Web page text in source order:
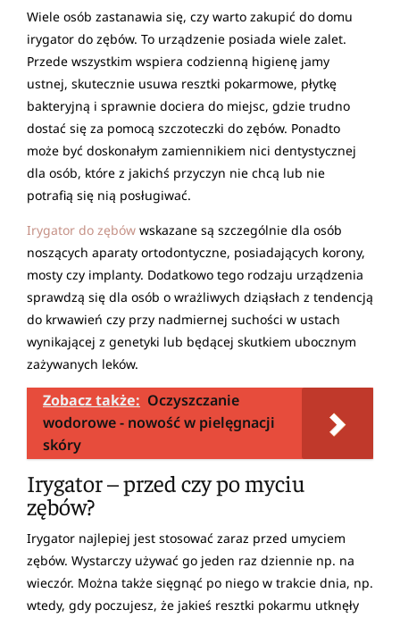
Wiele osób zastanawia się, czy warto zakupić do domu
irygator do zębów. To urządzenie posiada wiele zalet.
Przede wszystkim wspiera codzienną higienę jamy
ustnej, skutecznie usuwa resztki pokarmowe, płytkę
bakteryjną i sprawnie dociera do miejsc, gdzie trudno
dostać się za pomocą szczoteczki do zębów. Ponadto
może być doskonałym zamiennikiem nici dentystycznej
dla osób, które z jakichś przyczyn nie chcą lub nie
potrafią się nią posługiwać.
Irygator do zębów wskazane są szczególnie dla osób
noszących aparaty ortodontyczne, posiadających korony,
mosty czy implanty. Dodatkowo tego rodzaju urządzenia
sprawdzą się dla osób o wrażliwych dziąsłach z tendencją
do krwawień czy przy nadmiernej suchości w ustach
wynikającej z genetyki lub będącej skutkiem ubocznym
zażywanych leków.
Zobacz także: Oczyszczanie
wodorowe - nowość w pielęgnacji
skóry
Irygator – przed czy po myciu
zębów?
Irygator najlepiej jest stosować zaraz przed umyciem
zębów. Wystarczy używać go jeden raz dziennie np. na
wieczór. Można także sięgnąć po niego w trakcie dnia, np.
wtedy, gdy poczujesz, że jakieś resztki pokarmu utknęły